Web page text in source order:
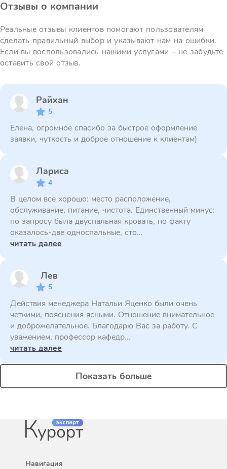
Отзывы о компании
Реальные отзывы клиентов помогают пользователям
сделать правильный выбор и указывают нам на ошибки.
Если вы воспользовались нашими услугами – не забудьте
оставить свой отзыв.
Райхан
5
Елена, огромное спасибо за быстрое оформление
заявки, чуткость и доброе отношение к клиентам)
Лариса
4
В целом все хорошо: место расположение,
обслуживание, питание, чистота. Единственный минус:
по запросу была двуспальная кровать, по факту
оказалось-две односпальные, сто...
читать далее
Лев
5
Действия менеджера Натальи Яценко были очень
четкими, пояснения ясными. Отношение внимательное
и доброжелательное. Благодарю Вас за работу. С
уважением, профессор кафедр...
читать далее
Показать больше
Навигация